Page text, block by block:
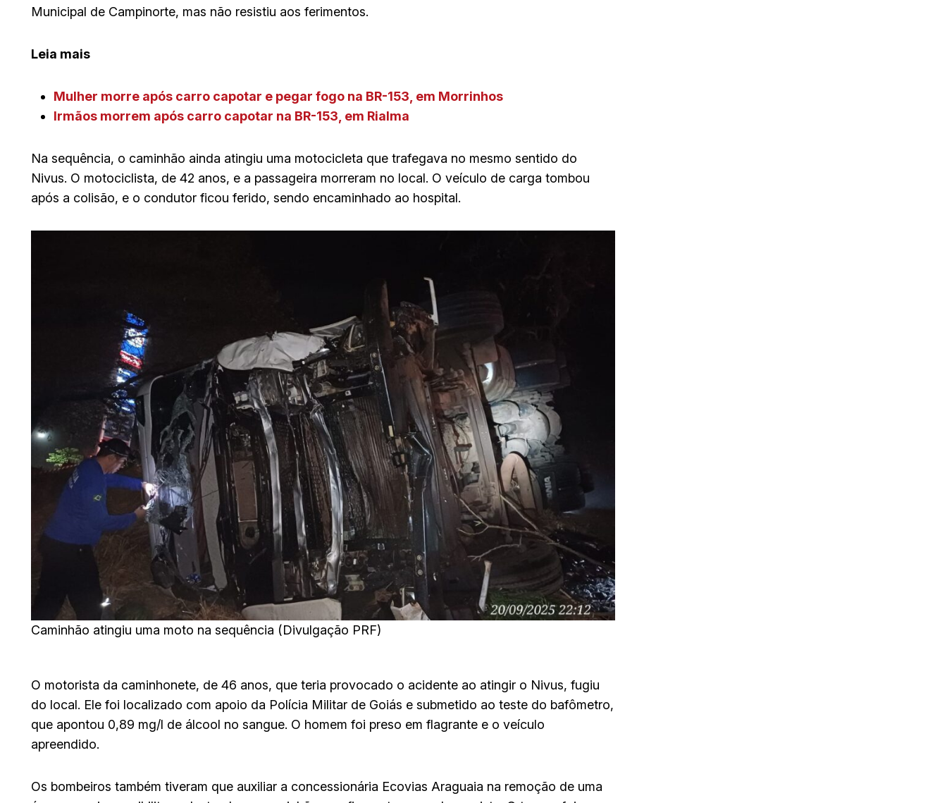
Municipal de Campinorte, mas não resistiu aos ferimentos.
Leia mais
Mulher morre após carro capotar e pegar fogo na BR-153, em Morrinhos
Irmãos morrem após carro capotar na BR-153, em Rialma
Na sequência, o caminhão ainda atingiu uma motocicleta que trafegava no mesmo sentido do
Nivus. O motociclista, de 42 anos, e a passageira morreram no local. O veículo de carga tombou
após a colisão, e o condutor ficou ferido, sendo encaminhado ao hospital.
Caminhão atingiu uma moto na sequência (Divulgação PRF)
O motorista da caminhonete, de 46 anos, que teria provocado o acidente ao atingir o Nivus, fugiu
do local. Ele foi localizado com apoio da Polícia Militar de Goiás e submetido ao teste do bafômetro,
que apontou 0,89 mg/l de álcool no sangue. O homem foi preso em flagrante e o veículo
apreendido.
Os bombeiros também tiveram que auxiliar a concessionária Ecovias Araguaia na remoção de uma